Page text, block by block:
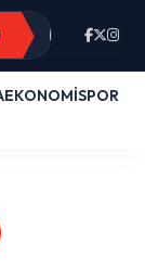
Rojin
İsrail ve
EKONOMİSPOR